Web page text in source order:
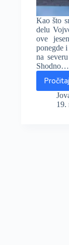
Kao što
delu
ove
ponegde
na
Shodno…
19.